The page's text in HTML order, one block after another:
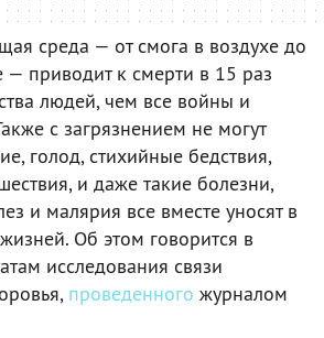
среда — от смога в воздухе до
— приводит к смерти в 15 раз
людей, чем все войны и
с загрязнением не могут
голод, стихийные бедствия,
и даже такие болезни,
и малярия все вместе уносят в
Об этом говорится в
исследования связи
проведенного журналом